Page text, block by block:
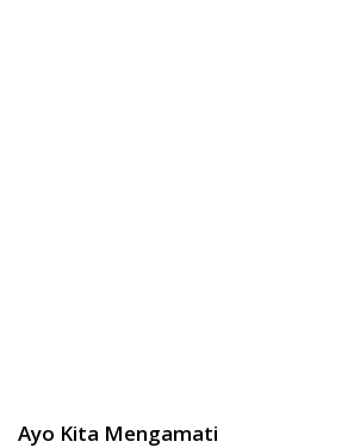
Ayo Kita Mengamati